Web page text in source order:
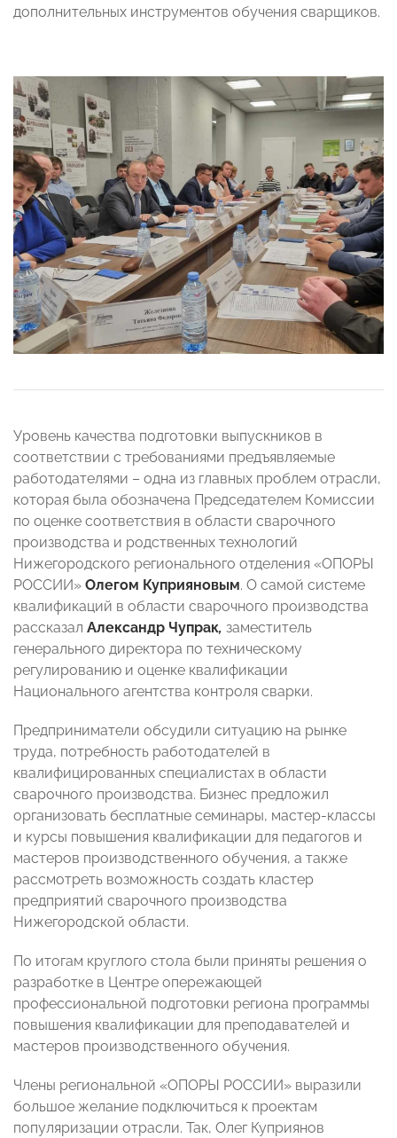
дополнительных инструментов обучения сварщиков.
Уровень качества подготовки выпускников в
соответствии с требованиями предъявляемые
работодателями – одна из главных проблем отрасли,
которая была обозначена Председателем Комиссии
по оценке соответствия в области сварочного
производства и родственных технологий
Нижегородского регионального отделения «ОПОРЫ
РОССИИ» Олегом Куприяновым. О самой системе
квалификаций в области сварочного производства
рассказал Александр Чупрак, заместитель
генерального директора по техническому
регулированию и оценке квалификации
Национального агентства контроля сварки.
Предприниматели обсудили ситуацию на рынке
труда, потребность работодателей в
квалифицированных специалистах в области
сварочного производства. Бизнес предложил
организовать бесплатные семинары, мастер-классы
и курсы повышения квалификации для педагогов и
мастеров производственного обучения, а также
рассмотреть возможность создать кластер
предприятий сварочного производства
Нижегородской области.
По итогам круглого стола были приняты решения о
разработке в Центре опережающей
профессиональной подготовки региона программы
повышения квалификации для преподавателей и
мастеров производственного обучения.
Члены региональной «ОПОРЫ РОССИИ» выразили
большое желание подключиться к проектам
популяризации отрасли. Так, Олег Куприянов